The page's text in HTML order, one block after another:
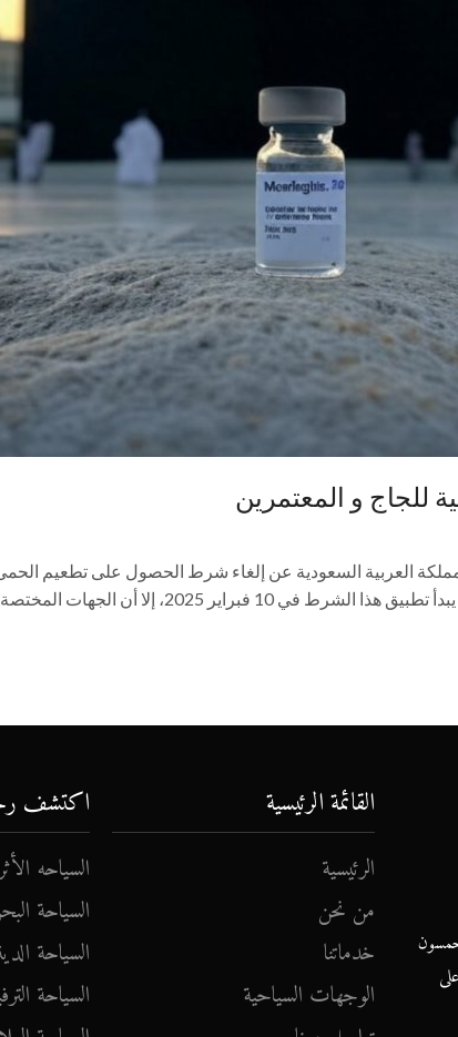
للجاج و المعتمرين
العربية السعودية عن إلغاء شرط الحصول على تطعيم
السحائية) للمعتمرين والزوار. كان من المقرر أن يبدأ تطبيق هذا الشرط
القائمة الرئيسية
الرئيسية
من نحن
خدماتنا
الوجهات السياحية
اكتشف
السياحه
السياحة
السياحة
السياحة